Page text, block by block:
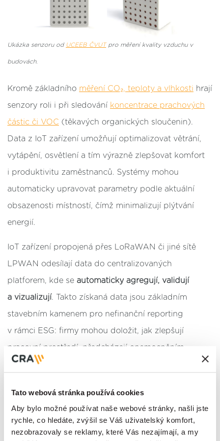
Tato webová stránka používá cookies
Aby bylo možné používat naše webové stránky, našli jste
rychle, co hledáte, zvýšil se Váš uživatelský komfort,
nezobrazovaly se reklamy, které Vás nezajímají, a my
Ukázka senzoru od UCEEB ČVUTpro měření kvality vzduchu v
budovách.
Kromě základního měření CO₂, teploty a vlhkosti hrají
senzory roli i při sledování koncentrace prachových
částic či VOC (těkavých organických sloučenin).
Data z IoT zařízení umožňují optimalizovat větrání,
vytápění, osvětlení a tím výrazně zlepšovat komfort
i produktivitu zaměstnanců. Systémy mohou
automaticky upravovat parametry podle aktuální
obsazenosti místností, čímž minimalizují plýtvání
energií.
IoT zařízení propojená přes LoRaWAN či jiné sítě
LPWAN odesílají data do centralizovaných
platforem, kde se automaticky agregují, validují
a vizualizují. Takto získaná data jsou základním
stavebním kamenem pro nefinanční reporting
v rámci ESG: firmy mohou doložit, jak zlepšují
pracovní prostředí, předcházejí onemocněním
a snižují absence.
Pro osoby se zdravotním postižením IoT otevírá nové
příležitosti prostřednictvím chytrých asistenčních
zařízení, která monitorují bezbariérové trasy, ovládání